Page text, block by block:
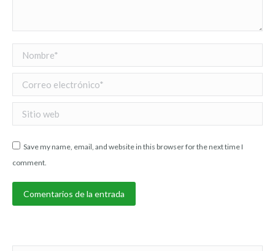
Nombre *
Correo electrónico *
Sitio web
Save my name, email, and website in this browser for the next time I
comment.
Comentarios de la entrada